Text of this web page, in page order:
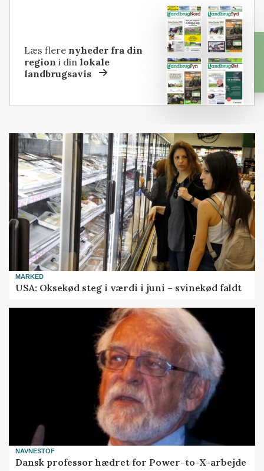
Læs flere nyheder fra din
region i dinlokale
landbrugsavis
MARKED
USA: Oksekød steg i værdi i juni – svinekød faldt
NAVNESTOF
Dansk professor hædret for Power-to-X-arbejde